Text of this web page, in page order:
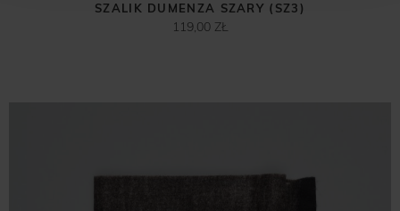
SZALIK DUMENZA SZARY (SZ3)
119,00 ZŁ